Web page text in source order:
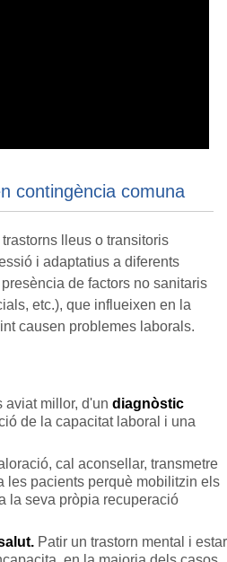
contingència comuna
lleus o transitoris
i adaptatius a diferents
de factors no sanitaris
etc.), que influeixen en la
causen problemes laborals.
aviat millor, d'un diagnòstic
de la capacitat laboral i una
cal aconsellar, transmetre
les pacients perquè mobilitzin els
la seva pròpia recuperació
Patir un trastorn mental i estar